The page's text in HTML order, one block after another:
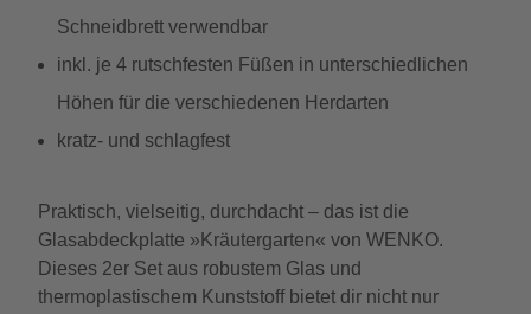
Schneidbrett verwendbar
inkl. je 4 rutschfesten Füßen in unterschiedlichen
Höhen für die verschiedenen Herdarten
kratz- und schlagfest
Praktisch, vielseitig, durchdacht – das ist die
Glasabdeckplatte »Kräutergarten« von WENKO.
Dieses 2er Set aus robustem Glas und
thermoplastischem Kunststoff bietet dir nicht nur